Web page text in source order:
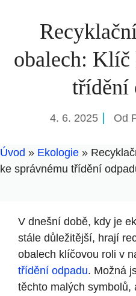
obalech: Klíč
třídění
4. 6. 2025 Od
Úvod » Ekologie »
ke správnému třídění
V dnešní době, kdy je
stále důležitější, hrají
obalech klíčovou roli v
třídění odpadu. Možná
těchto malých symbolů,